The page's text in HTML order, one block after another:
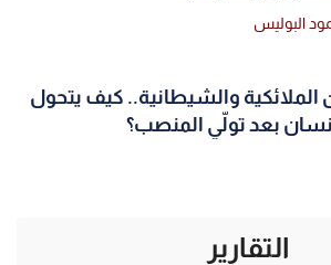
البوليس
الملائكية والشيطانية.. كيف يتحول
بعد تولّي المنصب؟
التقارير